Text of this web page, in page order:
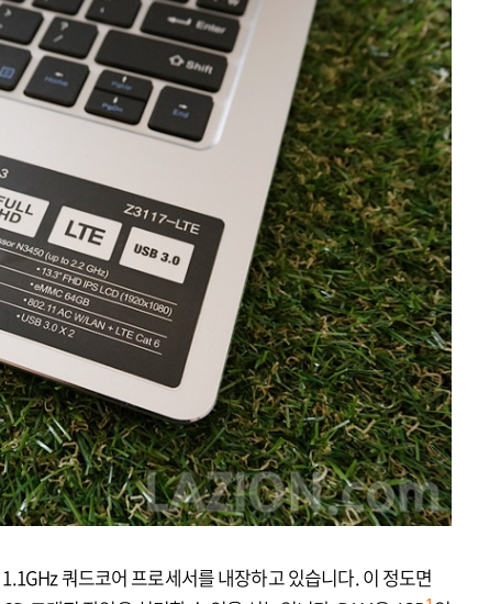
쿼드코어 프로세서를 내장하고 있습니다. 이 정도면